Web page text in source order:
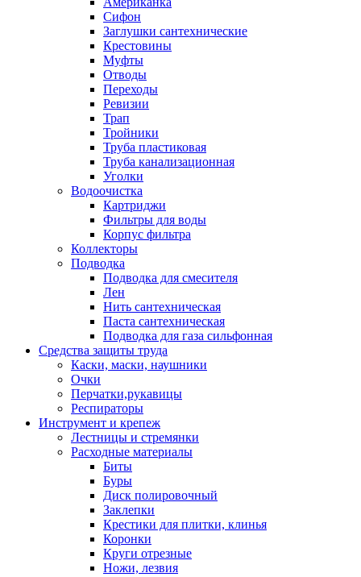
Сифон
Заглушки сантехнические
Крестовины
Муфты
Отводы
Переходы
Ревизии
Трап
Тройники
Труба пластиковая
Труба канализационная
Уголки
Водоочистка
Картриджи
Фильтры для воды
Корпус фильтра
Коллекторы
Подводка
Подводка для смесителя
Лен
Нить сантехническая
Паста сантехническая
Подводка для газа сильфонная
Средства защиты труда
Каски, маски, наушники
Очки
Перчатки,рукавицы
Респираторы
Инструмент и крепеж
Лестницы и стремянки
Расходные материалы
Биты
Буры
Диск полировочный
Заклепки
Крестики для плитки, клинья
Коронки
Круги отрезные
Ножи, лезвия